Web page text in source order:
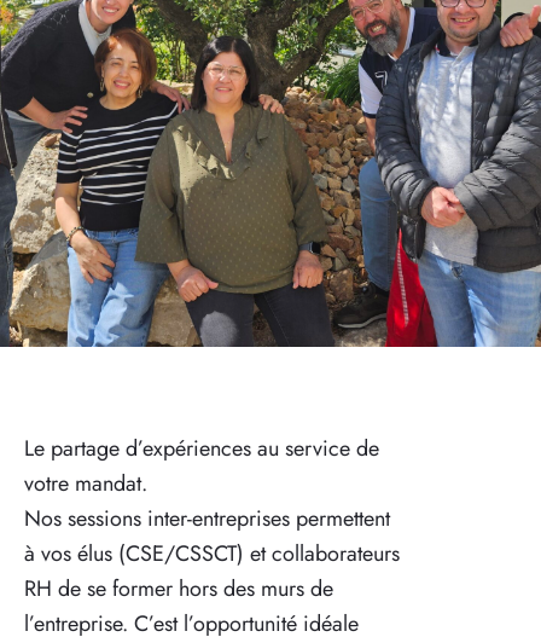
Le partage d’expériences au service de
votre mandat.
Nos sessions inter-entreprises permettent
à vos élus (CSE/CSSCT) et collaborateurs
RH de se former hors des murs de
l’entreprise. C’est l’opportunité idéale